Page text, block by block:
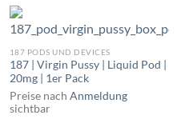
187 PODS UND DEVICES
187 | Virgin Pussy | Liquid Pod |
20mg | 1er Pack
Preise nach Anmeldung
sichtbar